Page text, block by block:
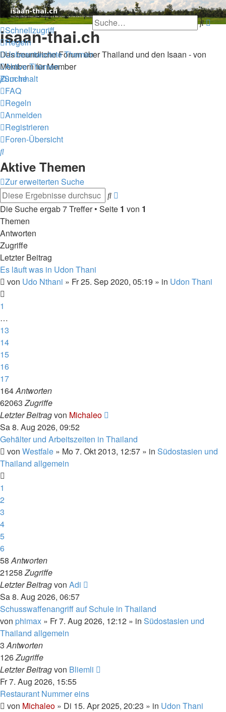
Suche
Thailand & Isaan Forum -
isaan-thai.ch
Das freundliche Forum über Thailand und den Isaan - von
Membern für Member
Zum Inhalt
Schnellzugriff
Regeln
Unbeantwortete Themen
Aktive Themen
Suche
FAQ
Regeln
Anmelden
Registrieren
Foren-Übersicht
Suche
Aktive Themen
Zur erweiterten Suche
Suche
Suche
Die Suche ergab 7 Treffer • Seite 1 von 1
Themen
Antworten
Zugriffe
Letzter Beitrag
Es läuft was in Udon Thani
von Udo Nthani » Fr 25. Sep 2020, 05:19 » in Udon Thani
1
…
13
14
15
16
17
164Antworten
62063Zugriffe
Letzter Beitragvon Michaleo
Sa 8. Aug 2026, 09:52
Gehälter und Arbeitszeiten in Thailand
von Westfale » Mo 7. Okt 2013, 12:57 » in Südostasien und
Thailand allgemein
1
2
3
4
5
6
58Antworten
21258Zugriffe
Letzter Beitragvon Adi
Sa 8. Aug 2026, 06:57
Schusswaffenangriff auf Schule in Thailand
von phimax » Fr 7. Aug 2026, 12:12 » in Südostasien und
Thailand allgemein
3Antworten
126Zugriffe
Letzter Beitragvon Bliemli
Fr 7. Aug 2026, 15:55
Restaurant Nummer eins
von Michaleo » Di 15. Apr 2025, 20:23 » in Udon Thani